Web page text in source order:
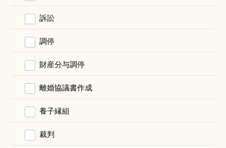
訴訟
調停
財産分与調停
離婚協議書作成
養子縁組
裁判